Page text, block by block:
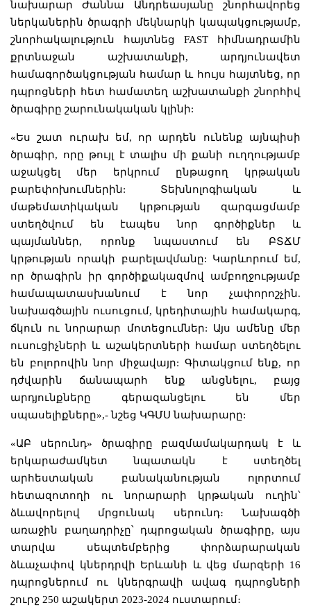
նախարար Ժաննա Անդրեասյանը շնորհավորեց
ներկաներին ծրագրի մեկնարկի կապակցությամբ,
շնորհակալություն հայտնեց FAST հիմնադրամին
քրտնաջան աշխատանքի, արդյունավետ
համագործակցության համար և հույս հայտնեց, որ
դպրոցների հետ համատեղ աշխատանքի շնորհիվ
ծրագիրը շարունակական կլինի:
«Ես շատ ուրախ եմ, որ արդեն ունենք այնպիսի
ծրագիր, որը թույլ է տալիս մի քանի ուղղությամբ
աջակցել մեր երկրում ընթացող կրթական
բարեփոխումներին: Տեխնոլոգիական և
մաթեմատիկական կրթության զարգացմամբ
ստեղծվում են էապես նոր գործիքներ և
պայմաններ, որոնք նպաստում են ԲՏՃՄ
կրթության որակի բարելավմանը: Կարևորում եմ,
որ ծրագիրն իր գործիքակազմով ամբողջությամբ
համապատասխանում է նոր չափորոշչին.
նախագծային ուսուցում, կրեդիտային համակարգ,
ճկուն ու նորարար մոտեցումներ: Այս ամենը մեր
ուսուցիչների և աշակերտների համար ստեղծելու
են բոլորովին նոր միջավայր: Գիտակցում ենք, որ
դժվարին ճանապարհ ենք անցնելու, բայց
արդյունքները գերազանցելու են մեր
սպասելիքները»,- նշեց ԿԳՄՍ նախարարը:
«ԱԲ սերունդ» ծրագիրը բազմամակարդակ է և
երկարաժամկետ նպատակն է ստեղծել
արհեստական բանականության ոլորտում
հետազոտողի ու նորարարի կրթական ուղին՝
ձևավորելով մրցունակ սերունդ։ Նախագծի
առաջին բաղադրիչը՝ դպրոցական ծրագիրը, այս
տարվա սեպտեմբերից փորձարարական
ձևաչափով կներդրվի Երևանի և վեց մարզերի 16
դպրոցներում ու կներգրավի ավագ դպրոցների
շուրջ 250 աշակերտ 2023-2024 ուստարում։